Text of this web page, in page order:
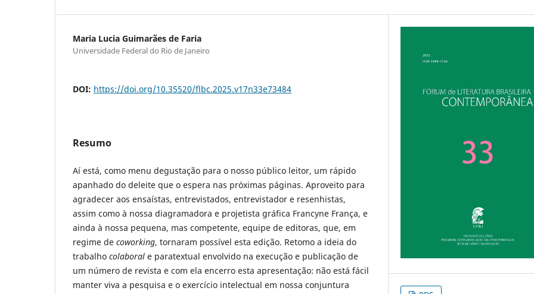
Maria Lucia Guimarães de Faria
Universidade Federal do Rio de Janeiro
DOI: https://doi.org/10.35520/flbc.2025.v17n33e73484
Resumo
Aí está, como menu degustação para o nosso público leitor, um rápido
apanhado do deleite que o espera nas próximas páginas. Aproveito para
agradecer aos ensaístas, entrevistados, entrevistador e resenhistas,
assim como à nossa diagramadora e projetista gráfica Francyne França, e
ainda à nossa pequena, mas competente, equipe de editoras, que, em
regime de coworking, tornaram possível esta edição. Retomo a ideia do
trabalho colaboral e paratextual envolvido na execução e publicação de
um número de revista e com ela encerro esta apresentação: não está fácil
manter viva a pesquisa e o exercício intelectual em nossa conjuntura